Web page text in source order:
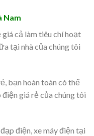
Nam
cả làm tiêu chí hoạt
tại nhà của chúng tôi
bạn hoàn toàn có thể
giá rẻ của chúng tôi
điện, xe máy điện tại